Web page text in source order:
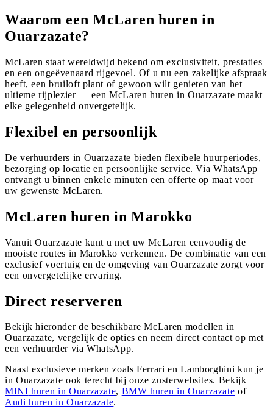
Waarom een McLaren huren in
Ouarzazate?
McLaren staat wereldwijd bekend om exclusiviteit, prestaties
en een ongeëvenaard rijgevoel. Of u nu een zakelijke afspraak
heeft, een bruiloft plant of gewoon wilt genieten van het
ultieme rijplezier — een McLaren huren in Ouarzazate maakt
elke gelegenheid onvergetelijk.
Flexibel en persoonlijk
De verhuurders in Ouarzazate bieden flexibele huurperiodes,
bezorging op locatie en persoonlijke service. Via WhatsApp
ontvangt u binnen enkele minuten een offerte op maat voor
uw gewenste McLaren.
McLaren huren in Marokko
Vanuit Ouarzazate kunt u met uw McLaren eenvoudig de
mooiste routes in Marokko verkennen. De combinatie van een
exclusief voertuig en de omgeving van Ouarzazate zorgt voor
een onvergetelijke ervaring.
Direct reserveren
Bekijk hieronder de beschikbare McLaren modellen in
Ouarzazate, vergelijk de opties en neem direct contact op met
een verhuurder via WhatsApp.
Naast exclusieve merken zoals Ferrari en Lamborghini kun je
in Ouarzazate ook terecht bij onze zusterwebsites. Bekijk
MINI huren in Ouarzazate, BMW huren in Ouarzazate of
Audi huren in Ouarzazate.